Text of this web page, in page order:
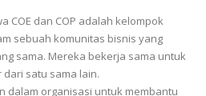
COE dan COP adalah kelompok
sebuah komunitas bisnis yang
sama. Mereka bekerja sama untuk
satu sama lain.
dalam organisasi untuk membantu